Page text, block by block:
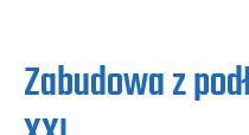
Zabudowa z